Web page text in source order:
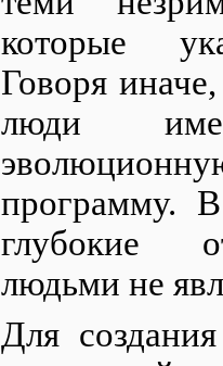
которые
Говоря
люди
программу.
глубокие
людьми не
Для